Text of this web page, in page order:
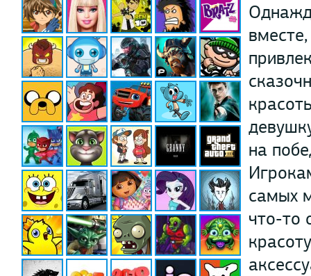
на
самых
что-то